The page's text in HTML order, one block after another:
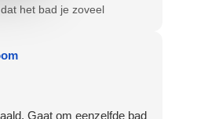
het bad je zoveel
Gaat om eenzelfde bad